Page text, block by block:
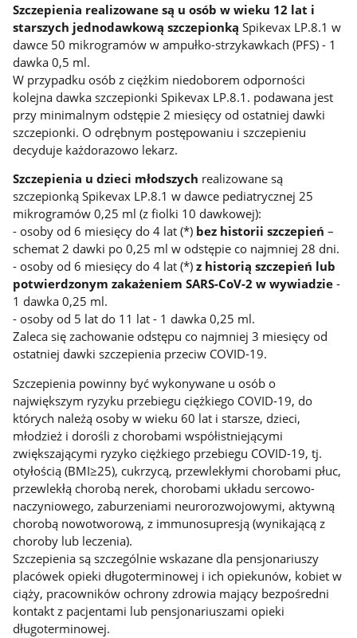
Szczepienia realizowane są u osób w wieku 12 lat i
starszych jednodawkową szczepionkąSpikevax LP.8.1 w
dawce 50 mikrogramów w ampułko-strzykawkach (PFS) - 1
dawka 0,5 ml.
W przypadku osób z ciężkim niedoborem odporności
kolejna dawka szczepionki Spikevax LP.8.1. podawana jest
przy minimalnym odstępie 2 miesięcy od ostatniej dawki
szczepionki. O odrębnym postępowaniu i szczepieniu
decyduje każdorazowo lekarz.
Szczepienia u dzieci młodszych realizowane są
szczepionką Spikevax LP.8.1 w dawce pediatrycznej 25
mikrogramów 0,25 ml (z fiolki 10 dawkowej):
- osoby od 6 miesięcy do 4 lat (*) bez historii szczepień –
schemat 2 dawki po 0,25 ml w odstępie co najmniej 28 dni.
- osoby od 6 miesięcy do 4 lat (*)z historią szczepień lub
potwierdzonym zakażeniem SARS-CoV-2 w wywiadzie -
1 dawka 0,25 ml.
- osoby od 5 lat do 11 lat - 1 dawka 0,25 ml.
Zaleca się zachowanie odstępu co najmniej 3 miesięcy od
ostatniej dawki szczepienia przeciw COVID-19.
Szczepienia powinny być wykonywane u osób o
największym ryzyku przebiegu ciężkiego COVID-19, do
których należą osoby w wieku 60 lat i starsze, dzieci,
młodzież i dorośli z chorobami współistniejącymi
zwiększającymi ryzyko ciężkiego przebiegu COVID-19, tj.
otyłością (BMI≥25), cukrzycą, przewlekłymi chorobami płuc,
przewlekłą chorobą nerek, chorobami układu sercowo-
naczyniowego, zaburzeniami neurorozwojowymi, aktywną
chorobą nowotworową, z immunosupresją (wynikającą z
choroby lub leczenia).
Szczepienia są szczególnie wskazane dla pensjonariuszy
placówek opieki długoterminowej i ich opiekunów, kobiet w
ciąży, pracowników ochrony zdrowia mający bezpośredni
kontakt z pacjentami lub pensjonariuszami opieki
długoterminowej.